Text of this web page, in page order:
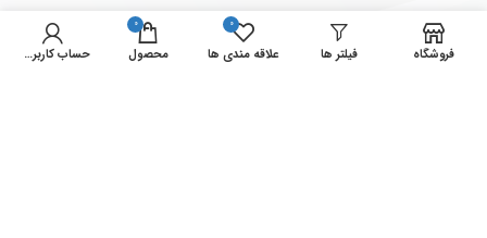
مسیرهای ارتباطی
فروشگاه فیلتر ها
0
علاقه مندی ها
0
محصول حساب کاربری من